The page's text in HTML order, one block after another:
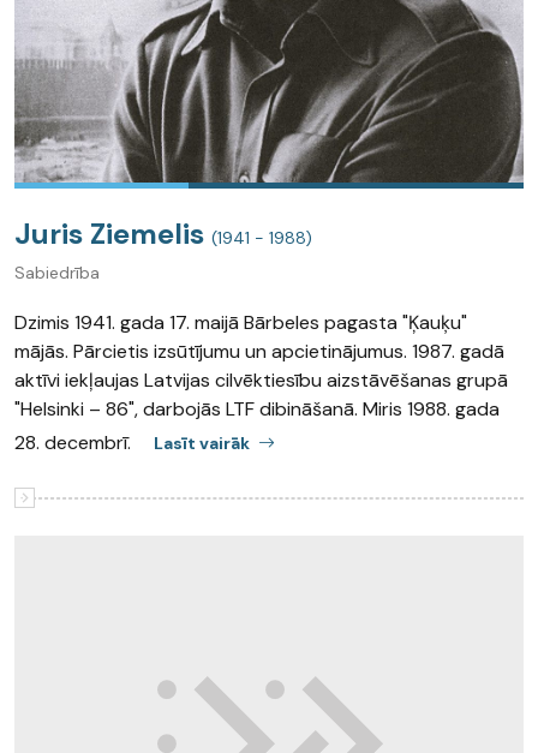
Juris Ziemelis (1941 - 1988)
Sabiedrība
Dzimis 1941. gada 17. maijā Bārbeles pagasta "Ķauķu"
mājās. Pārcietis izsūtījumu un apcietinājumus. 1987. gadā
aktīvi iekļaujas Latvijas cilvēktiesību aizstāvēšanas grupā
"Helsinki – 86", darbojās LTF dibināšanā. Miris 1988. gada
28. decembrī.
Lasīt vairāk